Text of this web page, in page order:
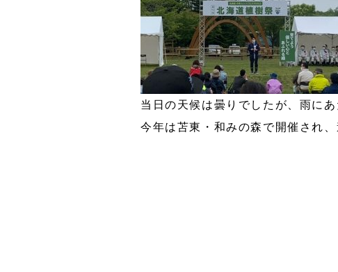
当日の天候は曇りでしたが、雨に
今年は苫東・和みの森で開催され